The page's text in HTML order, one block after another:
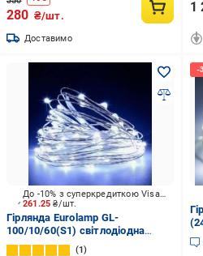
280 ₴/шт.
Доставимо
1
261.25₴/шт.
До -10% з суперкредиткою Visa Вигода
Гірлянда Eurolamp GL-
100/10/60(S1) світлодіодна
(LED) 100 ламп 10 м
1